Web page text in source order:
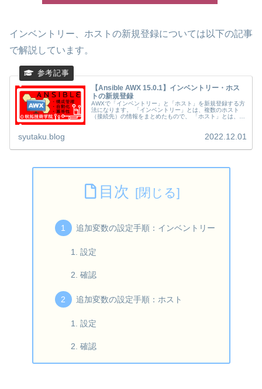
インベントリー、ホストの新規登録については以下の記事
で解説しています。
【Ansible AWX 15.0.1】インベントリー・ホス
トの新規登録
AWXで「インベントリー」と「ホスト」を新規登録する方
法になります。 「インベントリー」とは、複数のホスト
（接続先）の情報をまとめたもので、 「ホスト」とは、
syutaku.blog 2022.12.01
目次
追加変数の設定手順：インベントリー
設定
確認
追加変数の設定手順：ホスト
設定
確認